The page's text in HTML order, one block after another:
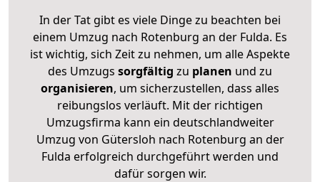
In der Tat gibt es viele Dinge zu beachten bei
einem Umzug nach Rotenburg an der Fulda. Es
ist wichtig, sich Zeit zu nehmen, um alle Aspekte
des Umzugs sorgfältig zu planen und zu
organisieren, um sicherzustellen, dass alles
reibungslos verläuft. Mit der richtigen
Umzugsfirma kann ein deutschlandweiter
Umzug von Gütersloh nach Rotenburg an der
Fulda erfolgreich durchgeführt werden und
dafür sorgen wir.